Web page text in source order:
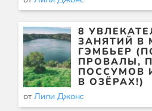
8
ЗАНЯТИЙ В
ГЭМБЬЕР
ПРОВАЛЫ,
ПОССУМОВ
В ОЗЁРАХ!)
отЛили Джонс